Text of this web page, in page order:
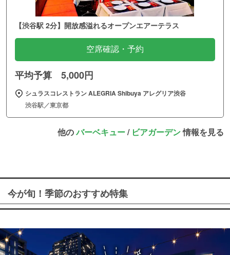
【渋谷駅 2分】開放感溢れるオープンエアーテラス
空席確認・予約
平均予算 5,000円
シュラスコレストラン ALEGRIA Shibuya アレグリア渋谷
渋谷駅／東京都
他のバーベキュー/ ビアガーデン情報を見る
今が旬！季節のおすすめ特集